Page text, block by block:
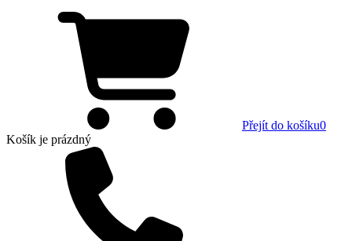
Přejít do košíku0
Košík je prázdný